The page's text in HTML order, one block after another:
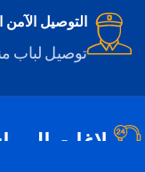
التوصيل الآمن
توصيل لباب
بلاغات